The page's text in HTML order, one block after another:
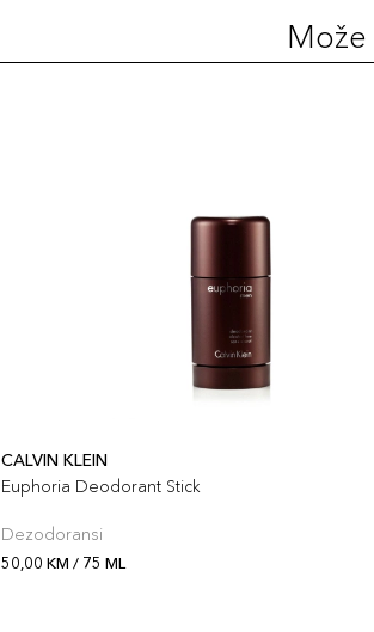
CALVIN KLEIN
Euphoria Deodorant Stick
Dezodoransi
50,00 KM / 75 ML